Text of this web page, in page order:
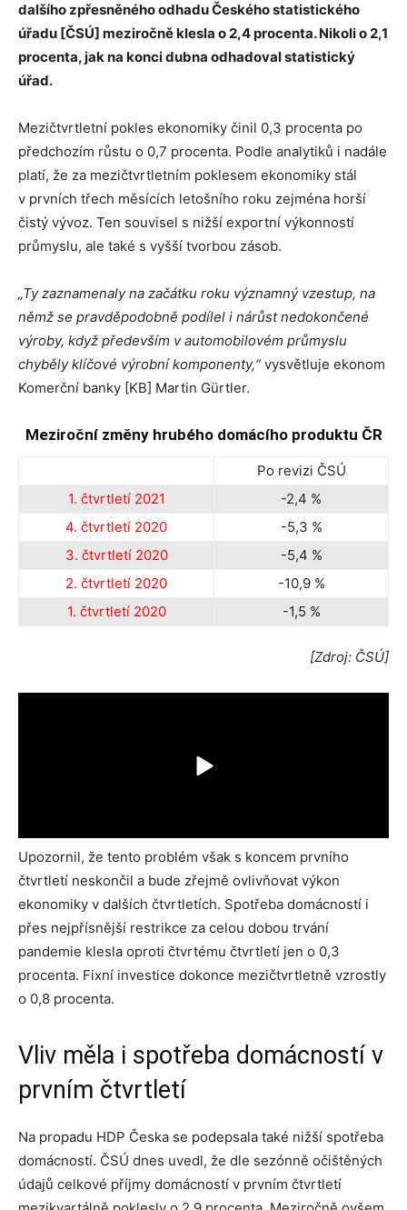
dalšího zpřesněného odhadu Českého statistického
úřadu [ČSÚ] meziročně klesla o 2,4 procenta. Nikoli o 2,1
procenta, jak na konci dubna odhadoval statistický
úřad.
Mezičtvrtletní pokles ekonomiky činil 0,3 procenta po
předchozím růstu o 0,7 procenta. Podle analytiků i nadále
platí, že za mezičtvrtletním poklesem ekonomiky stál
v prvních třech měsících letošního roku zejména horší
čistý vývoz. Ten souvisel s nižší exportní výkonností
průmyslu, ale také s vyšší tvorbou zásob.
„Ty zaznamenaly na začátku roku významný vzestup, na
němž se pravděpodobně podílel i nárůst nedokončené
výroby, když především v automobilovém průmyslu
chyběly klíčové výrobní komponenty,“vysvětluje ekonom
Komerční banky [KB] Martin Gürtler.
Meziroční změny hrubého domácího produktu ČR
Po revizi ČSÚ
1. čtvrtletí 2021
-2,4 %
4. čtvrtletí 2020
-5,3 %
3. čtvrtletí 2020
-5,4 %
2. čtvrtletí 2020
-10,9 %
1. čtvrtletí 2020
-1,5 %
[Zdroj: ČSÚ]
Upozornil, že tento problém však s koncem prvního
čtvrtletí neskončil a bude zřejmě ovlivňovat výkon
ekonomiky v dalších čtvrtletích. Spotřeba domácností i
přes nejpřísnější restrikce za celou dobou trvání
pandemie klesla oproti čtvrtému čtvrtletí jen o 0,3
procenta. Fixní investice dokonce mezičtvrtletně vzrostly
o 0,8 procenta.
Vliv měla i spotřeba domácností v
prvním čtvrtletí
Na propadu HDP Česka se podepsala také nižší spotřeba
domácností. ČSÚ dnes uvedl, že dle sezónně očištěných
údajů celkové příjmy domácností v prvním čtvrtletí